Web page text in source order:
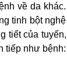
về da khác.
tinh bột nghệ
tiết của tuyến,
tiếp như bệnh: